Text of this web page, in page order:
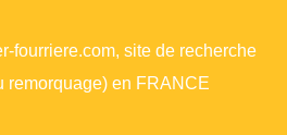
fourriere.com, site de recherche
remorquage) en FRANCE